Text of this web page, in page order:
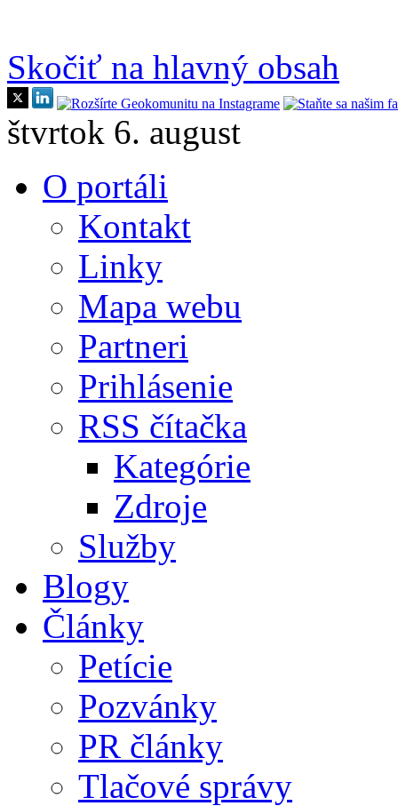
Skočiť na hlavný obsah
štvrtok 6. august
O portáli
Kontakt
Linky
Mapa webu
Partneri
Prihlásenie
RSS čítačka
Kategórie
Zdroje
Služby
Blogy
Články
Petície
Pozvánky
PR články
Tlačové správy